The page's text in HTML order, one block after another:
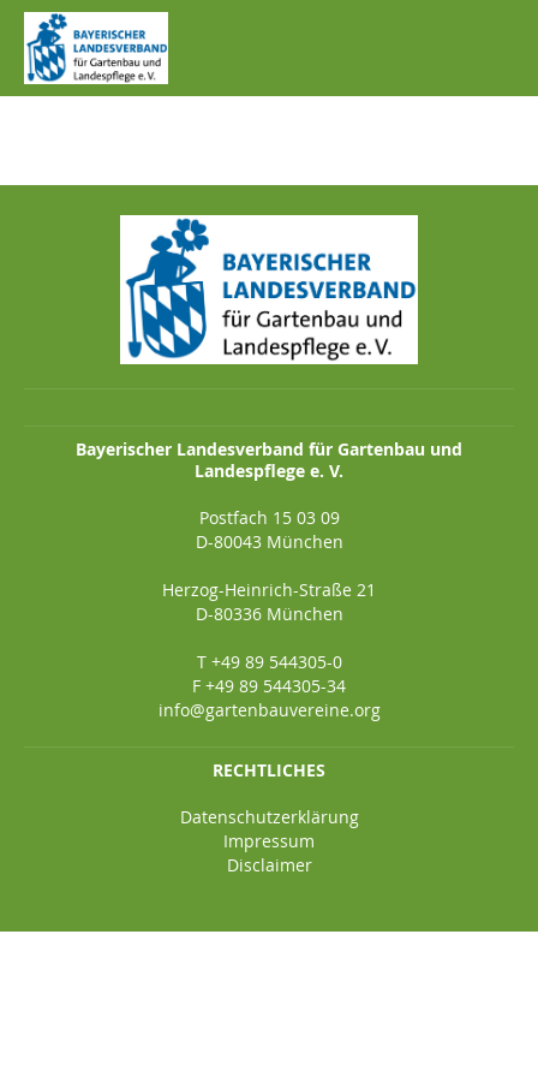
IMG_0936.JPG
Bayerischer Landesverband für Gartenbau und
Landespflege e. V.
Postfach 15 03 09
D-80043 München
Herzog-Heinrich-Straße 21
D-80336 München
T +49 89 544305-0
F +49 89 544305-34
info@gartenbauvereine.org
RECHTLICHES
Datenschutzerklärung
Impressum
Disclaimer